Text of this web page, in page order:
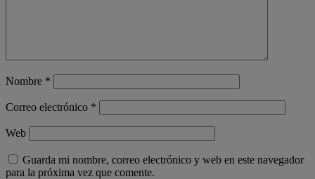
Nombre *
Correo electrónico *
Web
Guarda mi nombre, correo electrónico y web en este navegador
para la próxima vez que comente.